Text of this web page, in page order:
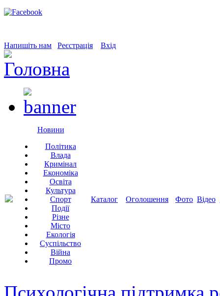
Напишіть нам Реєстрація Вхід
Новини
Політика
Влада
Кримінал
Економіка
Освіта
Культура
Спорт
Події
Різне
Місто
Екологія
Суспільство
Війна
Промо
Каталог Оголошення Фото Відео